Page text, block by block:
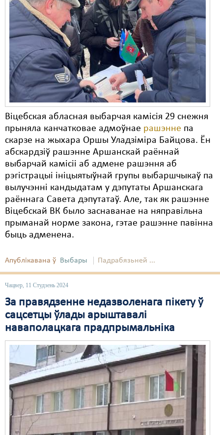
Віцебская абласная выбарчая камісія 29 снежня
прыняла канчатковае адмоўнае рашэнне па
скарзе на жыхара Оршы Уладзіміра Байцова. Ён
абскардзіў рашэнне Аршанскай раённай
выбарчай камісіі аб адмене рашэння аб
рэгістрацыі ініцыятыўнай групы выбаршчыкаў па
вылучэнні кандыдатам у дэпутаты Аршанскага
раённага Савета дэпутатаў. Але, так як рашэнне
Віцебскай ВК было заснаванае на няправільна
прыманай норме закона, гэтае рашэнне павінна
быць адменена.
Апублікавана ў Выбары Падрабязьней ...
Чацвер, 11 Студзень 2024
За правядзенне недазволенага пікету ў
сацсетцы ўлады арыштавалі
наваполацкага прадпрымальніка